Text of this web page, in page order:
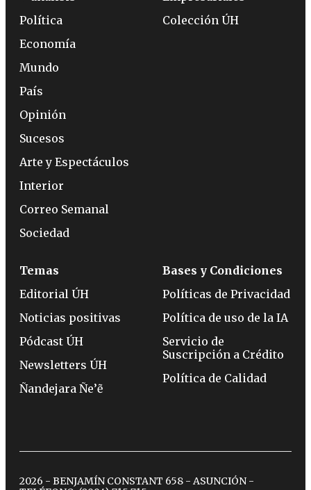
Política
Economía
Mundo
País
Opinión
Sucesos
Arte y Espectáculos
Interior
Correo Semanal
Sociedad
Colección ÚH
Temas
Editorial ÚH
Noticias positivas
Pódcast ÚH
Newsletters ÚH
Ñandejara Ñe’ẽ
Bases y Condiciones
Políticas de Privacidad
Política de uso de la IA
Servicio de
Suscripción a Crédito
Política de Calidad
2026 - BENJAMÍN CONSTANT 658 - ASUNCIÓN -